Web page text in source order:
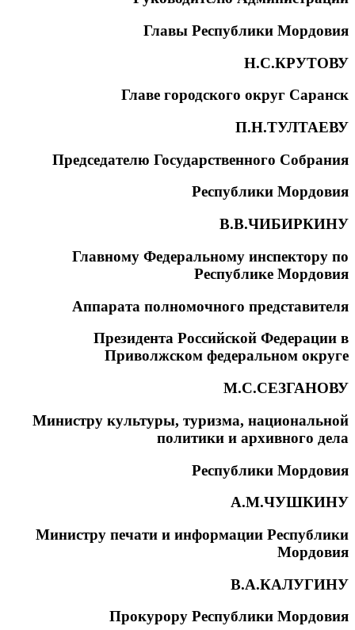
Главы Республики Мордовия
Н.С.КРУТОВУ
Главе городского округ Саранск
П.Н.ТУЛТАЕВУ
Председателю Государственного Собрания
Республики Мордовия
В.В.ЧИБИРКИНУ
Главному Федеральному инспектору по
Республике Мордовия
Аппарата полномочного представителя
Президента Российской Федерации в
Приволжском федеральном округе
М.С.СЕЗГАНОВУ
Министру культуры, туризма, национальной
политики и архивного дела
Республики Мордовия
А.М.ЧУШКИНУ
Министру печати и информации Республики
Мордовия
В.А.КАЛУГИНУ
Прокурору Республики Мордовия